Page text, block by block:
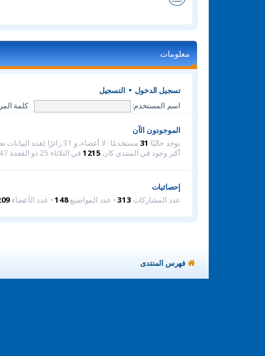
معلومات
تسجيل الدخول • التسجيل
اسم المستخدم: كلمة
الموجودون الآن
يوجد حاليًا 31 مستخدمًا : لا أعضاء، و 31 زائرًا (هذه البيانات تعتمد على الأعضاء النشطين خلال الـ 5 دقائق الماضية)
أكثر وجود في المنتدى كان 1215في الثلاثاء 25 ذو القعدة 1447هـ (12-5-2026م) 2:56 am
إحصائيات
عدد المشاركات 313• عدد المواضيع148• عدد الأعضاء
فهرس المنتدى